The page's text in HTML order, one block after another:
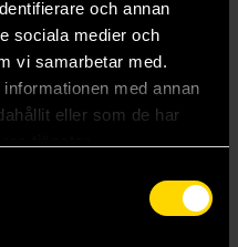
och annan
sociala medier och
vi samarbetar med.
med annan
eller som de har
199 kr
Beställ